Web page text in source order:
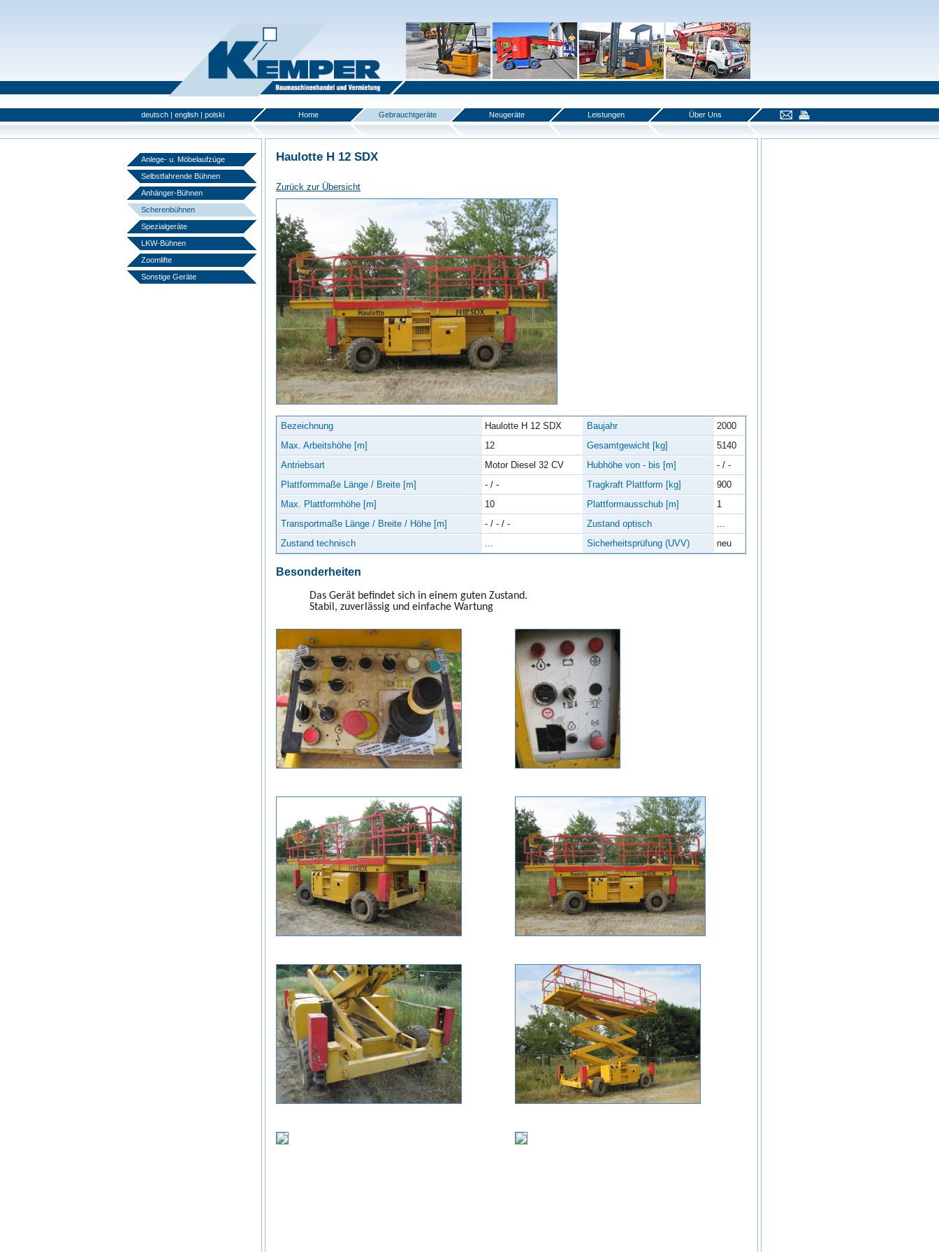
deutsch | english | polski Home Gebrauchtgeräte Neugeräte Leistungen Über Uns
Anlege- u. Möbelaufzüge
Selbstfahrende Bühnen
Anhänger-Bühnen
Scherenbühnen
Spezialgeräte
LKW-Bühnen
Zoomlifte
Sonstige Geräte
Haulotte H 12 SDX
Zurück zur Übersicht
Bezeichnung Haulotte H 12 SDX Baujahr
2000
Max. Arbeitshöhe [m]
12 Gesamtgewicht [kg]
5140
Antriebsart
Motor Diesel 32 CV Hubhöhe von - bis [m]
- / -
Plattformmaße Länge / Breite [m]
- / - Tragkraft Plattform [kg]
900
Max. Plattformhöhe [m]
10 Plattformausschub [m]
1
Transportmaße Länge / Breite / Höhe [m]
- / - / - Zustand optisch
Zustand technisch
Sicherheitsprüfung (UVV) neu
Besonderheiten
Das Gerät befindet sich in einem guten Zustand.
Stabil, zuverlässig und einfache Wartung